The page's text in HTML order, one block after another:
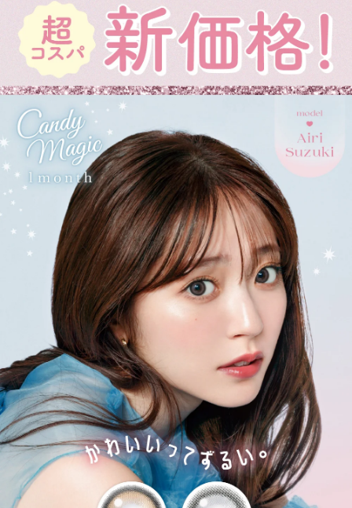
ハイスペックレンズへとリニューアル！
より可愛く、より瞳に優しく進化し続けるブランドです。